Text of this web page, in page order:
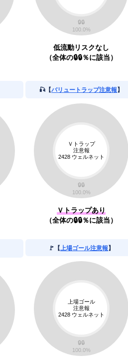
低流動リスクなし
（全体の🔒🔒％に該当）
🎣【バリュートラップ注意報】
Ｖトラップあり
（全体の🔒🔒％に該当）
🚩【上場ゴール注意報】